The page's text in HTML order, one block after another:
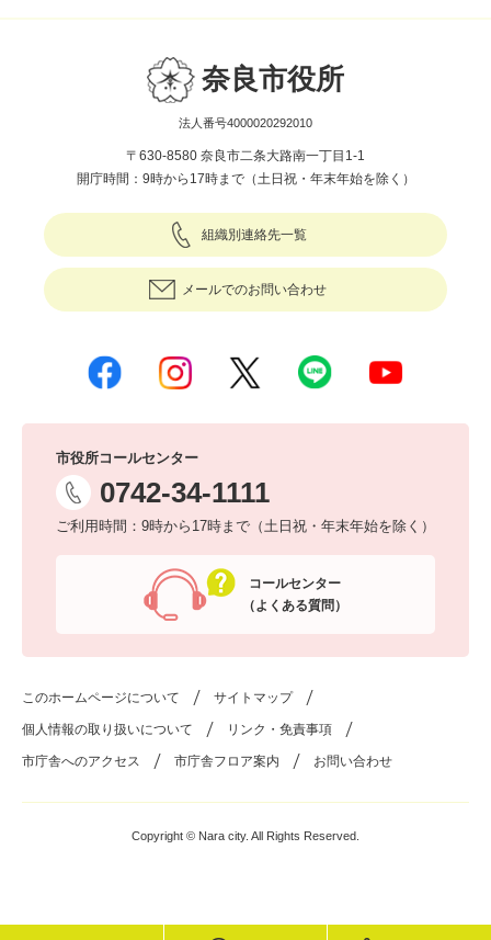
奈良市役所
法人番号4000020292010
〒630-8580 奈良市二条大路南一丁目1-1
開庁時間：9時から17時まで（土日祝・年末年始を除く）
組織別連絡先一覧
メールでのお問い合わせ
市役所コールセンター
0742-34-1111
ご利用時間：9時から17時まで（土日祝・年末年始を除く）
コールセンター
（よくある質問）
このホームページについて サイトマップ
個人情報の取り扱いについて リンク・免責事項
市庁舎へのアクセス 市庁舎フロア案内 お問い合わせ
Copyright © Nara city. All Rights Reserved.